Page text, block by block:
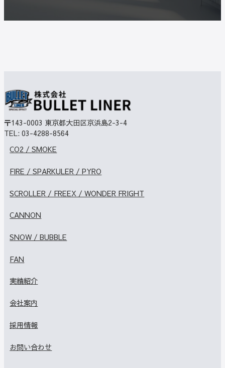
〒143-0003 東京都大田区京浜島2-3-4
TEL: 03-4288-8564
CO2 / SMOKE
FIRE / SPARKULER / PYRO
SCROLLER / FREEX / WONDER FRIGHT
CANNON
SNOW / BUBBLE
FAN
実績紹介
会社案内
採用情報
お問い合わせ